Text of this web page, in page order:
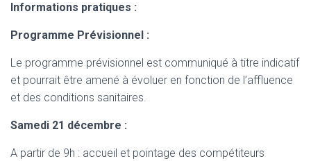
Informations pratiques :
Programme Prévisionnel :
Le programme prévisionnel est communiqué à titre indicatif
et pourrait être amené à évoluer en fonction de l’affluence
et des conditions sanitaires.
Samedi 21 décembre :
A partir de 9h : accueil et pointage des compétiteurs